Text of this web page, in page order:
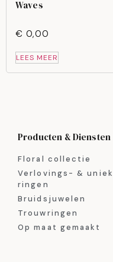
Waves
€ 0,00
LEES MEER
Producten & Diensten
Floral collectie
Verlovings- &
ringen
Bruidsjuwelen
Trouwringen
Op maat gemaakt